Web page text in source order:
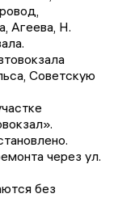
Агеева, Н.
Советскую
через ул.
без